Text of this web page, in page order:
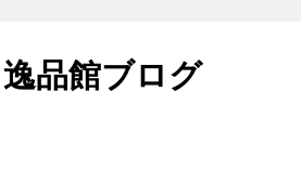
品館ブログ